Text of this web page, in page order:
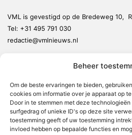
Beheer
Om de beste ervaringen te bieden,
cookies om informatie over je apparaat op
Door in te stemmen met deze
surfgedrag of unieke ID's op deze site
toestemming geeft of uw toestemming
invloed hebben op bepaalde functies en
VML is gevestigd op de Bredeweg 10,
Tel: +31 495 791 030
redactie@vmlnieuws.nl
Leudal
Maasgouw
Echt-Susteren